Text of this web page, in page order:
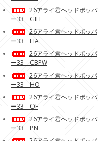
26アライ君ヘッドポッパ
ー33 GILL
26アライ君ヘッドポッパ
ー33 HA
26アライ君ヘッドポッパ
ー33 CBPW
26アライ君ヘッドポッパ
ー33 HO
26アライ君ヘッドポッパ
ー33 OF
26アライ君ヘッドポッパ
ー33 PN